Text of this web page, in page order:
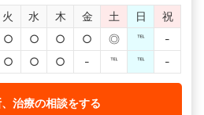
火 水 木 金 土 日
祝
○ ○ ○ ○ ◎ ℡
-
○ ○ ○ - ℡ ℡ -
治療の相談をする